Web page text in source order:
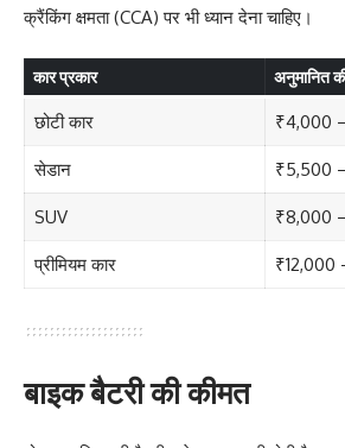
क्रैंकिंग क्षमता (CCA) पर भी ध्यान देना चाहिए।
कार प्रकार अनुमानित
छोटी कार ₹4,000
सेडान ₹5,500
SUV ₹8,000
प्रीमियम कार ₹12,000
बाइक बैटरी की कीमत